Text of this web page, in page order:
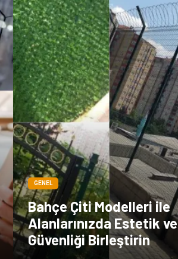
GENEL
Bahçe Çiti Modelleri ile
Alanlarınızda Estetik ve
Güvenliği Birleştirin